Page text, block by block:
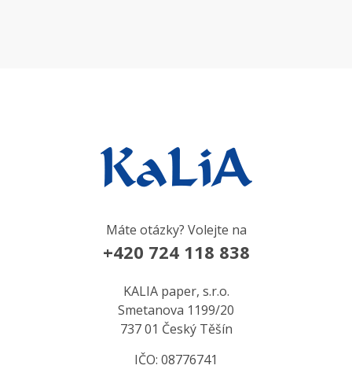
Máte otázky? Volejte na
+420 724 118 838
KALIA paper, s.r.o.
Smetanova 1199/20
737 01 Český Těšín
IČO: 08776741